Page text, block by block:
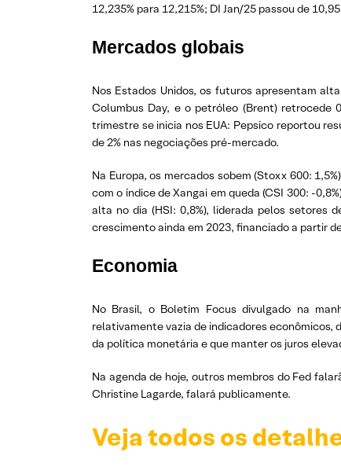
12,235% para 12,215%; DI Jan/25 passou de
Mercados globais
Nos Estados Unidos, os futuros apresentam
Columbus Day, e o petróleo (Brent) retrocede
trimestre se inicia nos EUA: Pepsico reportou
de 2% nas negociações pré-mercado.
Na Europa, os mercados sobem (Stoxx 600:
com o índice de Xangai em queda (CSI 300: -
alta no dia (HSI: 0,8%), liderada pelos setores
crescimento ainda em 2023, financiado a partir
Economia
No Brasil, o Boletim Focus divulgado na
relativamente vazia de indicadores econômicos,
da política monetária e que manter os juros
Na agenda de hoje, outros membros do Fed
Christine Lagarde, falará publicamente.
Veja todos os